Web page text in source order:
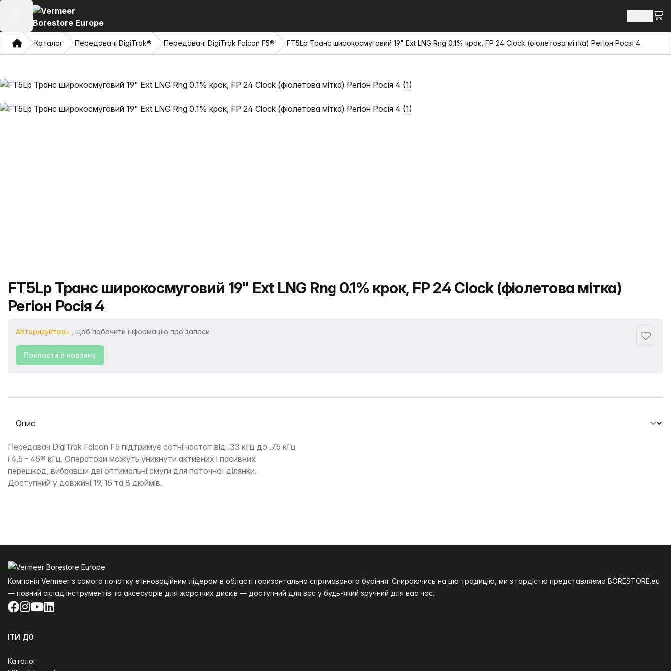
Відкрити головне меню Пошук
ДімКаталог Передавачі DigiTrak® Передавачі DigiTrak Falcon F5® FT5Lp Транс широкосмуговий 19" Ext LNG Rng 0.1% крок, FP 24 Clock (фіолетова мітка) Регіон Росія 4
Назва продукту
FT5Lp Транс широкосмуговий 19" Ext LNG Rng 0.1% крок, FP 24 Clock (фіолетова мітка)
Регіон Росія 4
Авторизуйтесь , щоб побачити інформацію про запаси
Покласти в корзину
Виберіть вкладку
Опис
Передавач DigiTrak Falcon F5 підтримує сотні частот від .33 кГц до .75 кГц
і 4,5 - 45® кГц. Оператори можуть уникнути активних і пасивних
перешкод, вибравши дві оптимальні смуги для поточної ділянки.
Доступний у довжині 19, 15 та 8 дюймів.
Компанія Vermeer з самого початку є інноваційним лідером в області горизонтально спрямованого буріння. Спираючись на цю традицію, ми з гордістю представляємо BORESTORE.eu
— повний склад інструментів та аксесуарів для жорстких дисків — доступний для вас у будь-який зручний для вас час.
Facebook
Instagram
YouTube
LinkedIn
ІТИ ДО
Каталог